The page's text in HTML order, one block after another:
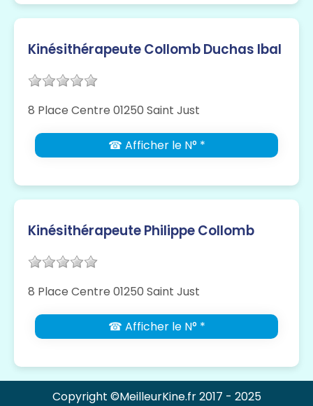
Kinésithérapeute Collomb Duchas Ibal
8 Place Centre 01250 Saint Just
☎ Afficher le N° *
Kinésithérapeute Philippe Collomb
8 Place Centre 01250 Saint Just
☎ Afficher le N° *
Copyright ©MeilleurKine.fr 2017 - 2025